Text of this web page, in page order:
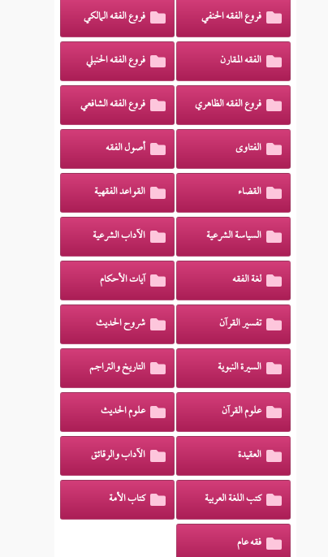
فروع الفقه الحنفي فروع الفقه المالكي
الفقه المقارن فروع الفقه الحنبلي
فروع الفقه الظاهري فروع الفقه الشافعي
الفتاوى أصول الفقه
القضاء القواعد الفقهية
السياسة الشرعية الآداب الشرعية
لغة الفقه آيات الأحكام
تفسير القرآن شروح الحديث
السيرة النبوية التاريخ والتراجم
علوم القرآن علوم الحديث
العقيدة الآداب والرقائق
كتب اللغة العربية كتاب الأمة
فقه عام